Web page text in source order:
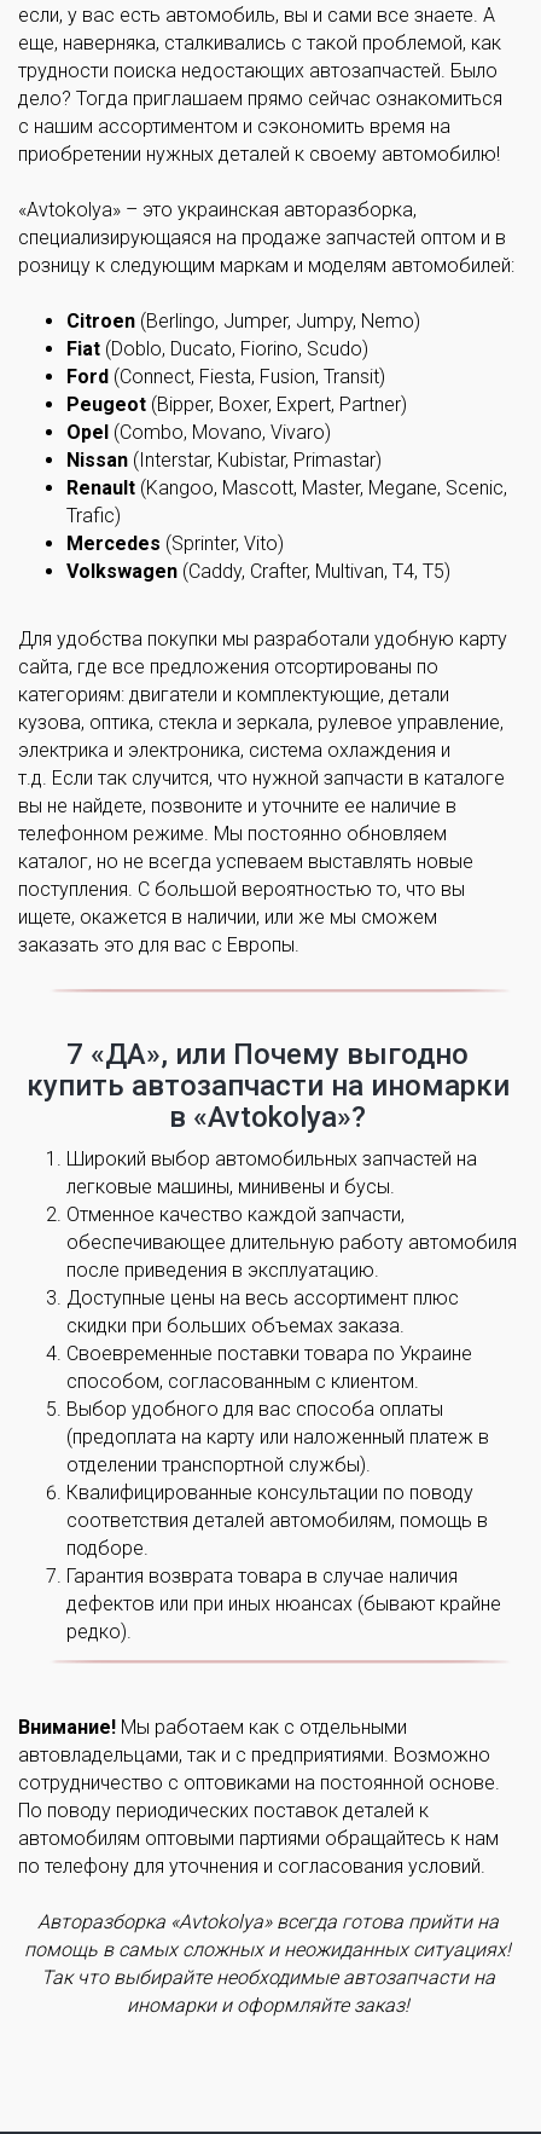
если, у вас есть автомобиль, вы и сами все знаете. А
еще, наверняка, сталкивались с такой проблемой, как
трудности поиска недостающих автозапчастей. Было
дело? Тогда приглашаем прямо сейчас ознакомиться
с нашим ассортиментом и сэкономить время на
приобретении нужных деталей к своему автомобилю!
«Avtokolya» – это украинская авторазборка,
специализирующаяся на продаже запчастей оптом и в
розницу к следующим маркам и моделям автомобилей:
Citroen (Berlingo, Jumper, Jumpy, Nemo)
Fiat (Doblo, Ducato, Fiorino, Scudo)
Ford (Connect, Fiesta, Fusion, Transit)
Peugeot (Bipper, Boxer, Expert, Partner)
Opel (Combo, Movano, Vivaro)
Nissan (Interstar, Kubistar, Primastar)
Renault (Kangoo, Mascott, Master, Megane, Scenic,
Trafic)
Mercedes (Sprinter, Vito)
Volkswagen (Caddy, Crafter, Multivan, T4, T5)
Для удобства покупки мы разработали удобную карту
сайта, где все предложения отсортированы по
категориям: двигатели и комплектующие, детали
кузова, оптика, стекла и зеркала, рулевое управление,
электрика и электроника, система охлаждения и
т.д. Если так случится, что нужной запчасти в каталоге
вы не найдете, позвоните и уточните ее наличие в
телефонном режиме. Мы постоянно обновляем
каталог, но не всегда успеваем выставлять новые
поступления. С большой вероятностью то, что вы
ищете, окажется в наличии, или же мы сможем
заказать это для вас с Европы.
7 «ДА», или Почему выгодно
купить автозапчасти на иномарки
в «Avtokolya»?
Широкий выбор автомобильных запчастей на
легковые машины, минивены и бусы.
Отменное качество каждой запчасти,
обеспечивающее длительную работу автомобиля
после приведения в эксплуатацию.
Доступные цены на весь ассортимент плюс
скидки при больших объемах заказа.
Своевременные поставки товара по Украине
способом, согласованным с клиентом.
Выбор удобного для вас способа оплаты
(предоплата на карту или наложенный платеж в
отделении транспортной службы).
Квалифицированные консультации по поводу
соответствия деталей автомобилям, помощь в
подборе.
Гарантия возврата товара в случае наличия
дефектов или при иных нюансах (бывают крайне
редко).
Внимание! Мы работаем как с отдельными
автовладельцами, так и с предприятиями. Возможно
сотрудничество с оптовиками на постоянной основе.
По поводу периодических поставок деталей к
автомобилям оптовыми партиями обращайтесь к нам
по телефону для уточнения и согласования условий.
Авторазборка «Avtokolya» всегда готова прийти на
помощь в самых сложных и неожиданных ситуациях!
Так что выбирайте необходимые автозапчасти на
иномарки и оформляйте заказ!